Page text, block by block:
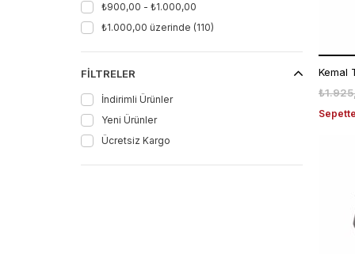
₺900,00 - ₺1.000,00
₺1.000,00 üzerinde (110)
FILTRELER
İndirimli Ürünler
Yeni Ürünler
Ücretsiz Kargo
Kemal